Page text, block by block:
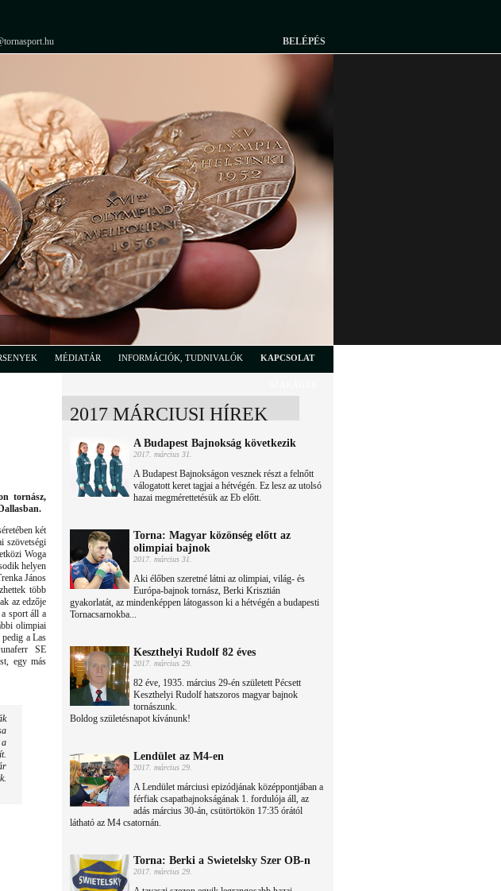
BELÉPÉS
MÉDIATÁR INFORMÁCIÓK, TUDNIVALÓK KAPCSOLAT
tornász,
két
szövetségi
Woga
helyen
János
több
az edzője
sport áll a
olimpiai
a Las
SE
egy más
2017 MÁRCIUSI HÍREK
A Budapest Bajnokság következik
2017. március 31.
A Budapest Bajnokságon vesznek részt a felnőtt
válogatott keret tagjai a hétvégén. Ez lesz az utolsó
hazai megmérettetésük az Eb előtt.
Torna: Magyar közönség előtt az
olimpiai bajnok
2017. március 31.
Aki élőben szeretné látni az olimpiai, világ- és
Európa-bajnok tornász, Berki Krisztián
gyakorlatát, az mindenképpen látogasson ki a hétvégén a budapesti
Tornacsarnokba...
Keszthelyi Rudolf 82 éves
2017. március 29.
82 éve, 1935. március 29-én született Pécsett
Keszthelyi Rudolf hatszoros magyar bajnok
tornászunk.
Boldog születésnapot kívánunk!
Lendület az M4-en
2017. március 29.
A Lendület márciusi epizódjának középpontjában a
férfiak csapatbajnokságának 1. fordulója áll, az
adás március 30-án, csütörtökön 17:35 órától
látható az M4 csatornán.
Torna: Berki a Swietelsky Szer OB-n
2017. március 29.